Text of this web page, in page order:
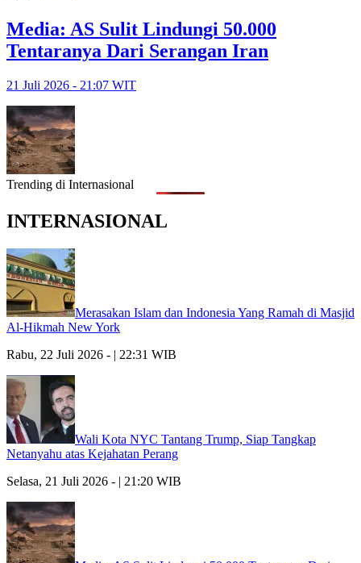
Media: AS Sulit Lindungi 50.000
Tentaranya Dari Serangan Iran
21 Juli 2026 - 21:07 WIT
Trending di Internasional
INTERNASIONAL
Merasakan Islam dan Indonesia Yang Ramah di Masjid
Al-Hikmah New York
Rabu, 22 Juli 2026 - | 22:31 WIB
Wali Kota NYC Tantang Trump, Siap Tangkap
Netanyahu atas Kejahatan Perang
Selasa, 21 Juli 2026 - | 21:20 WIB